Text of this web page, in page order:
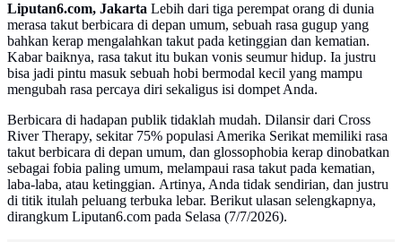
Liputan6.com, Jakarta Lebih dari tiga perempat orang di dunia
merasa takut berbicara di depan umum, sebuah rasa gugup yang
bahkan kerap mengalahkan takut pada ketinggian dan kematian.
Kabar baiknya, rasa takut itu bukan vonis seumur hidup. Ia justru
bisa jadi pintu masuk sebuah hobi bermodal kecil yang mampu
mengubah rasa percaya diri sekaligus isi dompet Anda.
Berbicara di hadapan publik tidaklah mudah. Dilansir dari Cross
River Therapy, sekitar 75% populasi Amerika Serikat memiliki rasa
takut berbicara di depan umum, dan glossophobia kerap dinobatkan
sebagai fobia paling umum, melampaui rasa takut pada kematian,
laba-laba, atau ketinggian. Artinya, Anda tidak sendirian, dan justru
di titik itulah peluang terbuka lebar. Berikut ulasan selengkapnya,
dirangkum Liputan6.com pada Selasa (7/7/2026).